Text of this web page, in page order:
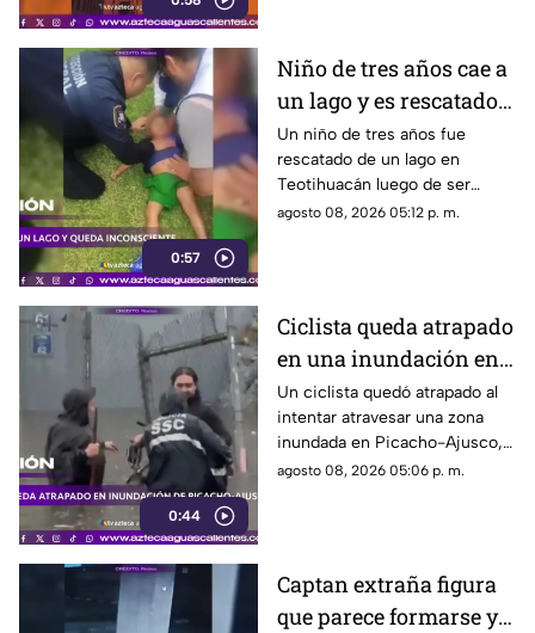
0:57
Niño de tres años cae a
un lago y es rescatado
inconsciente en
Teotihuacán
Un niño de tres años fue
rescatado de un lago en
Teotihuacán luego de ser
localizado inconsciente. Un
agosto 08, 2026 05:12 p. m.
0:44
Ciclista queda atrapado
en una inundación en
Picacho-Ajusco
Un ciclista quedó atrapado al
intentar atravesar una zona
inundada en Picacho-Ajusco,
Tlalpan. Elementos de la SSC
agosto 08, 2026 05:06 p. m.
Captan extraña figura
que parece formarse y